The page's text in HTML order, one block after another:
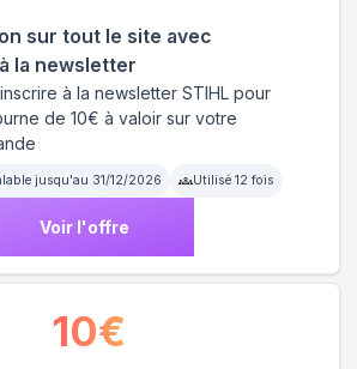
sur tout le site avec
la newsletter
à la newsletter STIHL pour
de 10€ à valoir sur votre
jusqu'au 31/12/2026 Utilisé 12 fois
Voir l'offre
10€